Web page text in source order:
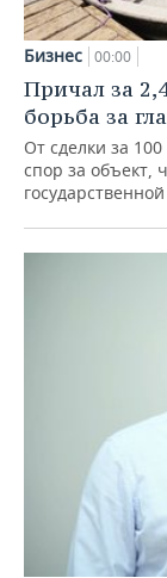
Бизнес 00:00
Причал за
борьба за
От сделки за
спор за объект,